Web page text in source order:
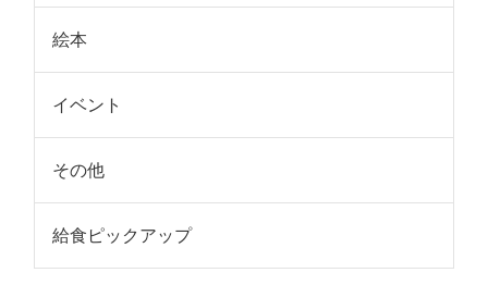
絵本
イベント
その他
給食ピックアップ